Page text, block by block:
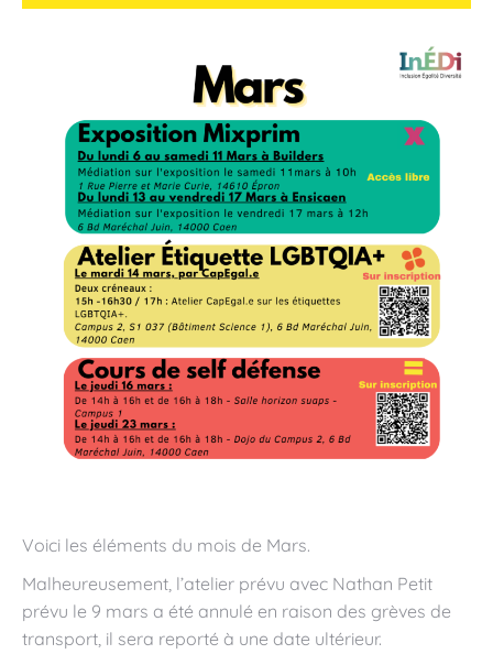
Voici les éléments du mois de Mars.
Malheureusement, l’atelier prévu avec Nathan Petit
prévu le 9 mars a été annulé en raison des grèves de
transport, il sera reporté à une date ultérieur.